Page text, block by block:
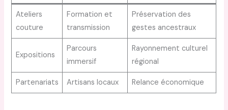
Ateliers
couture
Formation et
transmission
Préservation des
gestes ancestraux
Expositions
Parcours
immersif
Rayonnement culturel
régional
Partenariats Artisans locaux Relance économique